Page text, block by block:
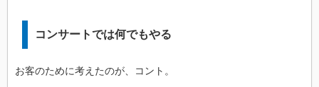
コンサートでは何でもやる
お客のために考えたのが、コント。